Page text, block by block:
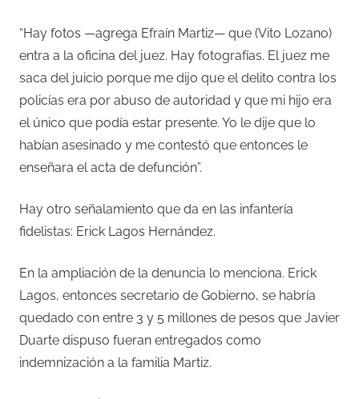
“Hay fotos —agrega Efraín Martiz— que (Vito Lozano)
entra a la oficina del juez. Hay fotografías. El juez me
saca del juicio porque me dijo que el delito contra los
policías era por abuso de autoridad y que mi hijo era
el único que podía estar presente. Yo le dije que lo
habían asesinado y me contestó que entonces le
enseñara el acta de defunción”.
Hay otro señalamiento que da en las infantería
fidelistas: Erick Lagos Hernández.
En la ampliación de la denuncia lo menciona. Erick
Lagos, entonces secretario de Gobierno, se habría
quedado con entre 3 y 5 millones de pesos que Javier
Duarte dispuso fueran entregados como
indemnización a la familia Martiz.